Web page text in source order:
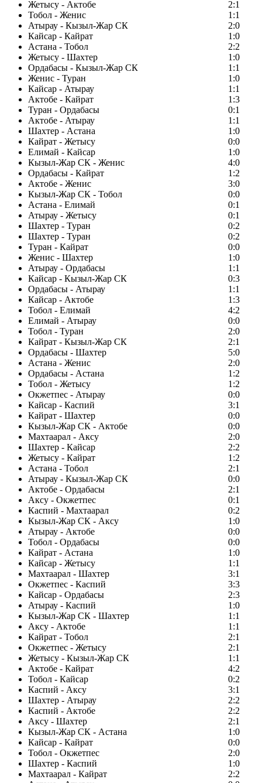
Жетысу - Актобе
2:1
Тобол - Женис
1:1
Атырау - Кызыл-Жар СК
2:0
Кайсар - Кайрат
1:0
Астана - Тобол
2:2
Жетысу - Шахтер
1:0
Ордабасы - Кызыл-Жар СК
1:1
Женис - Туран
1:0
Кайсар - Атырау
1:1
Актобе - Кайрат
1:3
Туран - Ордабасы
0:1
Актобе - Атырау
1:1
Шахтер - Астана
1:0
Кайрат - Жетысу
0:0
Елимай - Кайсар
1:0
Кызыл-Жар СК - Женис
4:0
Ордабасы - Кайрат
1:2
Актобе - Женис
3:0
Кызыл-Жар СК - Тобол
0:0
Астана - Елимай
0:1
Атырау - Жетысу
0:1
Шахтер - Туран
0:2
Шахтер - Туран
0:2
Туран - Кайрат
0:0
Женис - Шахтер
1:0
Атырау - Ордабасы
1:1
Кайсар - Кызыл-Жар СК
0:3
Ордабасы - Атырау
1:1
Кайсар - Актобе
1:3
Тобол - Елимай
4:2
Елимай - Атырау
0:0
Тобол - Туран
2:0
Кайрат - Кызыл-Жар СК
2:1
Ордабасы - Шахтер
5:0
Астана - Женис
2:0
Ордабасы - Астана
1:2
Тобол - Жетысу
1:2
Окжетпес - Атырау
0:0
Кайсар - Каспий
3:1
Кайрат - Шахтер
0:0
Кызыл-Жар СК - Актобе
0:0
Махтаарал - Аксу
2:0
Шахтер - Кайсар
2:2
Жетысу - Кайрат
1:2
Астана - Тобол
2:1
Атырау - Кызыл-Жар СК
0:0
Актобе - Ордабасы
2:1
Аксу - Окжетпес
0:1
Каспий - Махтаарал
0:2
Кызыл-Жар СК - Аксу
1:0
Атырау - Актобе
0:0
Тобол - Ордабасы
0:0
Кайрат - Астана
1:0
Кайсар - Жетысу
1:1
Махтаарал - Шахтер
3:1
Окжетпес - Каспий
3:3
Кайсар - Ордабасы
2:3
Атырау - Каспий
1:0
Кызыл-Жар СК - Шахтер
1:1
Аксу - Актобе
1:1
Кайрат - Тобол
2:1
Окжетпес - Жетысу
2:1
Жетысу - Кызыл-Жар СК
1:1
Актобе - Кайрат
4:2
Тобол - Кайсар
0:2
Каспий - Аксу
3:1
Шахтер - Атырау
2:2
Каспий - Актобе
2:2
Аксу - Шахтер
2:1
Кызыл-Жар СК - Астана
1:0
Кайсар - Кайрат
0:0
Тобол - Окжетпес
2:0
Шахтер - Каспий
1:0
Махтаарал - Кайрат
2:2